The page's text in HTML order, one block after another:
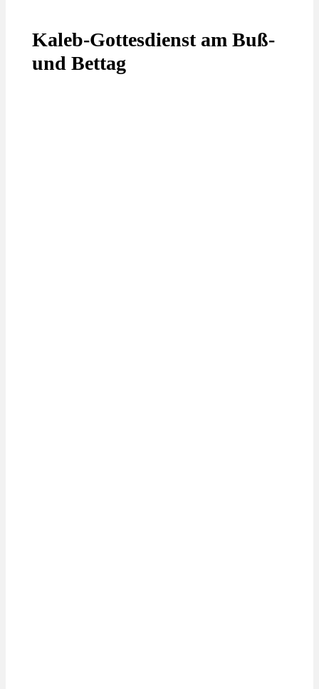
Kaleb-Gottesdienst am Buß-
und Bettag